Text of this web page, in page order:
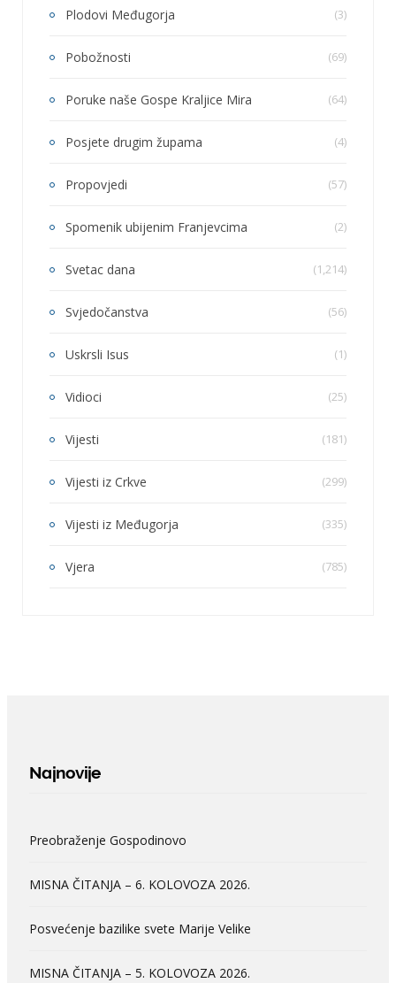
Plodovi Međugorja (3)
Pobožnosti (69)
Poruke naše Gospe Kraljice Mira (64)
Posjete drugim župama (4)
Propovjedi (57)
Spomenik ubijenim Franjevcima (2)
Svetac dana (1,214)
Svjedočanstva (56)
Uskrsli Isus (1)
Vidioci (25)
Vijesti (181)
Vijesti iz Crkve (299)
Vijesti iz Međugorja (335)
Vjera (785)
Najnovije
Preobraženje Gospodinovo
MISNA ČITANJA – 6. KOLOVOZA 2026.
Posvećenje bazilike svete Marije Velike
MISNA ČITANJA – 5. KOLOVOZA 2026.